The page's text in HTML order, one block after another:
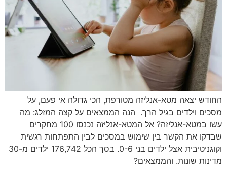
החודש יצאה מטא-אנליזה מטורפת, הכי גדולה אי פעם, על
מסכים וילדים בגיל הרך. הנה הממצאים על קצה המזלג: מה
עשו במטא-אנליזה? אל המטא-אנליזה נכנסו 100 מחקרים
שבדקו את הקשר בין שימוש במסכים לבין התפתחות רגשית
וקוגניטיבית אצל ילדים בני 0-6. בסך הכל 176,742 ילדים מ-30
מדינות שונות. והממצאים?